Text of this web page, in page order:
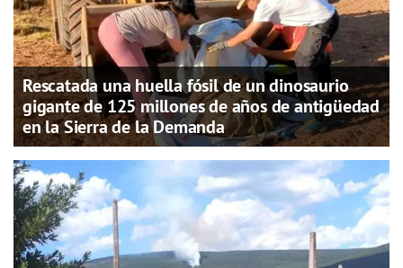
Rescatada una huella fósil de un dinosaurio
gigante de 125 millones de años de antigüedad
en la Sierra de la Demanda